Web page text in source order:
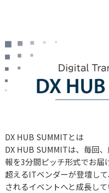
DX HUB SUMMITとは
DX HUB SUMMITは、毎回
報を3分間ピッチ形式でお届
超えるITベンダーが登壇し
されるイベントへと成長して